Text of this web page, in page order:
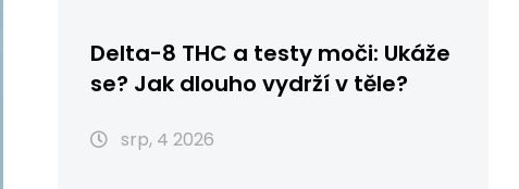
Delta-8 THC a testy moči: Ukáže
se? Jak dlouho vydrží v těle?
srp, 4 2026